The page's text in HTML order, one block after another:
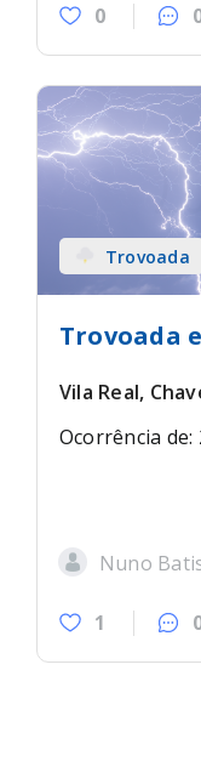
0
Trovoada
Trovoada
Vila Real,
Ocorrência de:
Nuno
1